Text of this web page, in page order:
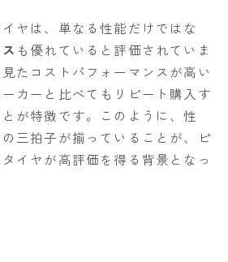
ヤは、単なる性能だけではな
も優れていると評価されていま
たコストパフォーマンスが高い
カーと比べてもリピート購入す
が特徴です。このように、性
三拍子が揃っていることが、ピ
イヤが高評価を得る背景となっ